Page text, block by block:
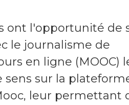
ont l'opportunité de
le journalisme de
en ligne (MOOC)
sens sur la
leur permettant